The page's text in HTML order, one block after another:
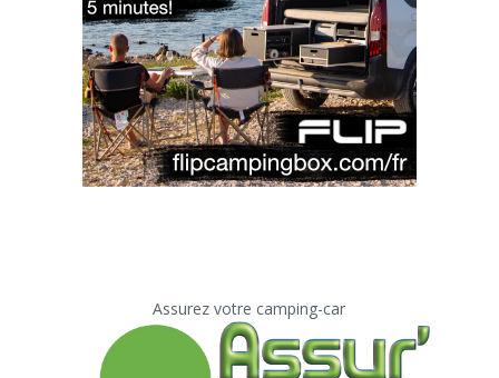
Assurez votre camping-car